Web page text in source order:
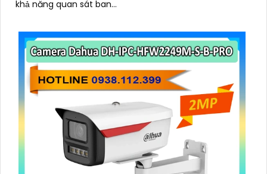
khả năng quan sát ban...